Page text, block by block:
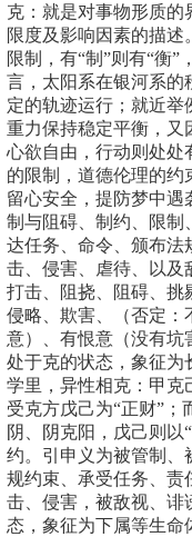
克：就是对事物形质
限度及影响因素的描述
限制，有“制”则有“衡
言，太阳系在银河系的
定的轨迹运行；就近举
重力保持稳定平衡，又
心欲自由，行动则处处
的限制，道德伦理的
留心安全，提防梦中
制与阻碍、制约、限制
达任务、命令、颁布法
击、侵害、虐待、以及
打击、阻挠、阻碍、挑
侵略、欺害、（否定：
意）、有恨意（没有坑
处于克的状态，象征为
学里，异性相克：甲克
受克方戊己为“正财”
阴、阴克阳，戊己则以
约。引申义为被管制、
规约束、承受任务、责
击、侵害，被敌视、诽
态，象征为下属等生